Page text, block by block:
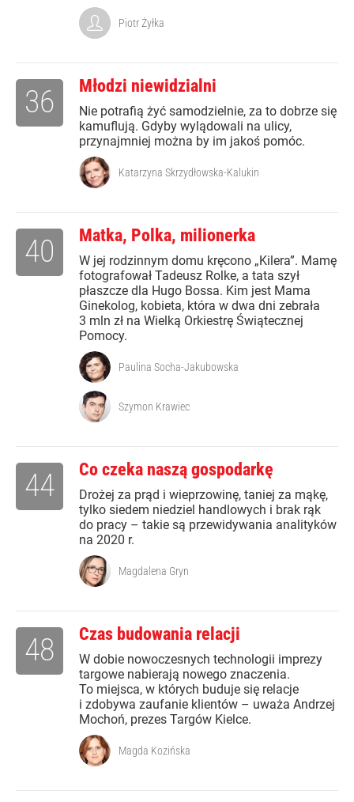
Piotr Żyłka
Młodzi niewidzialni
Nie potrafią żyć samodzielnie, za to dobrze się
kamuflują. Gdyby wylądowali na ulicy,
przynajmniej można by im jakoś pomóc.
36
Katarzyna Skrzydłowska-Kalukin
Matka, Polka, milionerka
W jej rodzinnym domu kręcono „Kilera”. Mamę
fotografował Tadeusz Rolke, a tata szył
płaszcze dla Hugo Bossa. Kim jest Mama
Ginekolog, kobieta, która w dwa dni zebrała
3 mln zł na Wielką Orkiestrę Świątecznej
Pomocy.
40
Paulina Socha-Jakubowska
Szymon Krawiec
Co czeka naszą gospodarkę
Drożej za prąd i wieprzowinę, taniej za mąkę,
tylko siedem niedziel handlowych i brak rąk
do pracy – takie są przewidywania analityków
na 2020 r.
44
Magdalena Gryn
Czas budowania relacji
W dobie nowoczesnych technologii imprezy
targowe nabierają nowego znaczenia.
To miejsca, w których buduje się relacje
i zdobywa zaufanie klientów – uważa Andrzej
Mochoń, prezes Targów Kielce.
48
Magda Kozińska